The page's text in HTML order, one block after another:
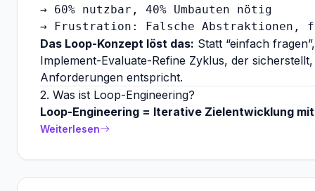
→ 60% nutzbar, 40% Umbauten nötig
Das Loop-Konzept löst das: Statt “einfach
Implement-Evaluate-Refine Zyklus, der
Anforderungen entspricht.
2. Was ist Loop-Engineering?
Loop-Engineering = Iterative Zielentwicklung
Weiterlesen